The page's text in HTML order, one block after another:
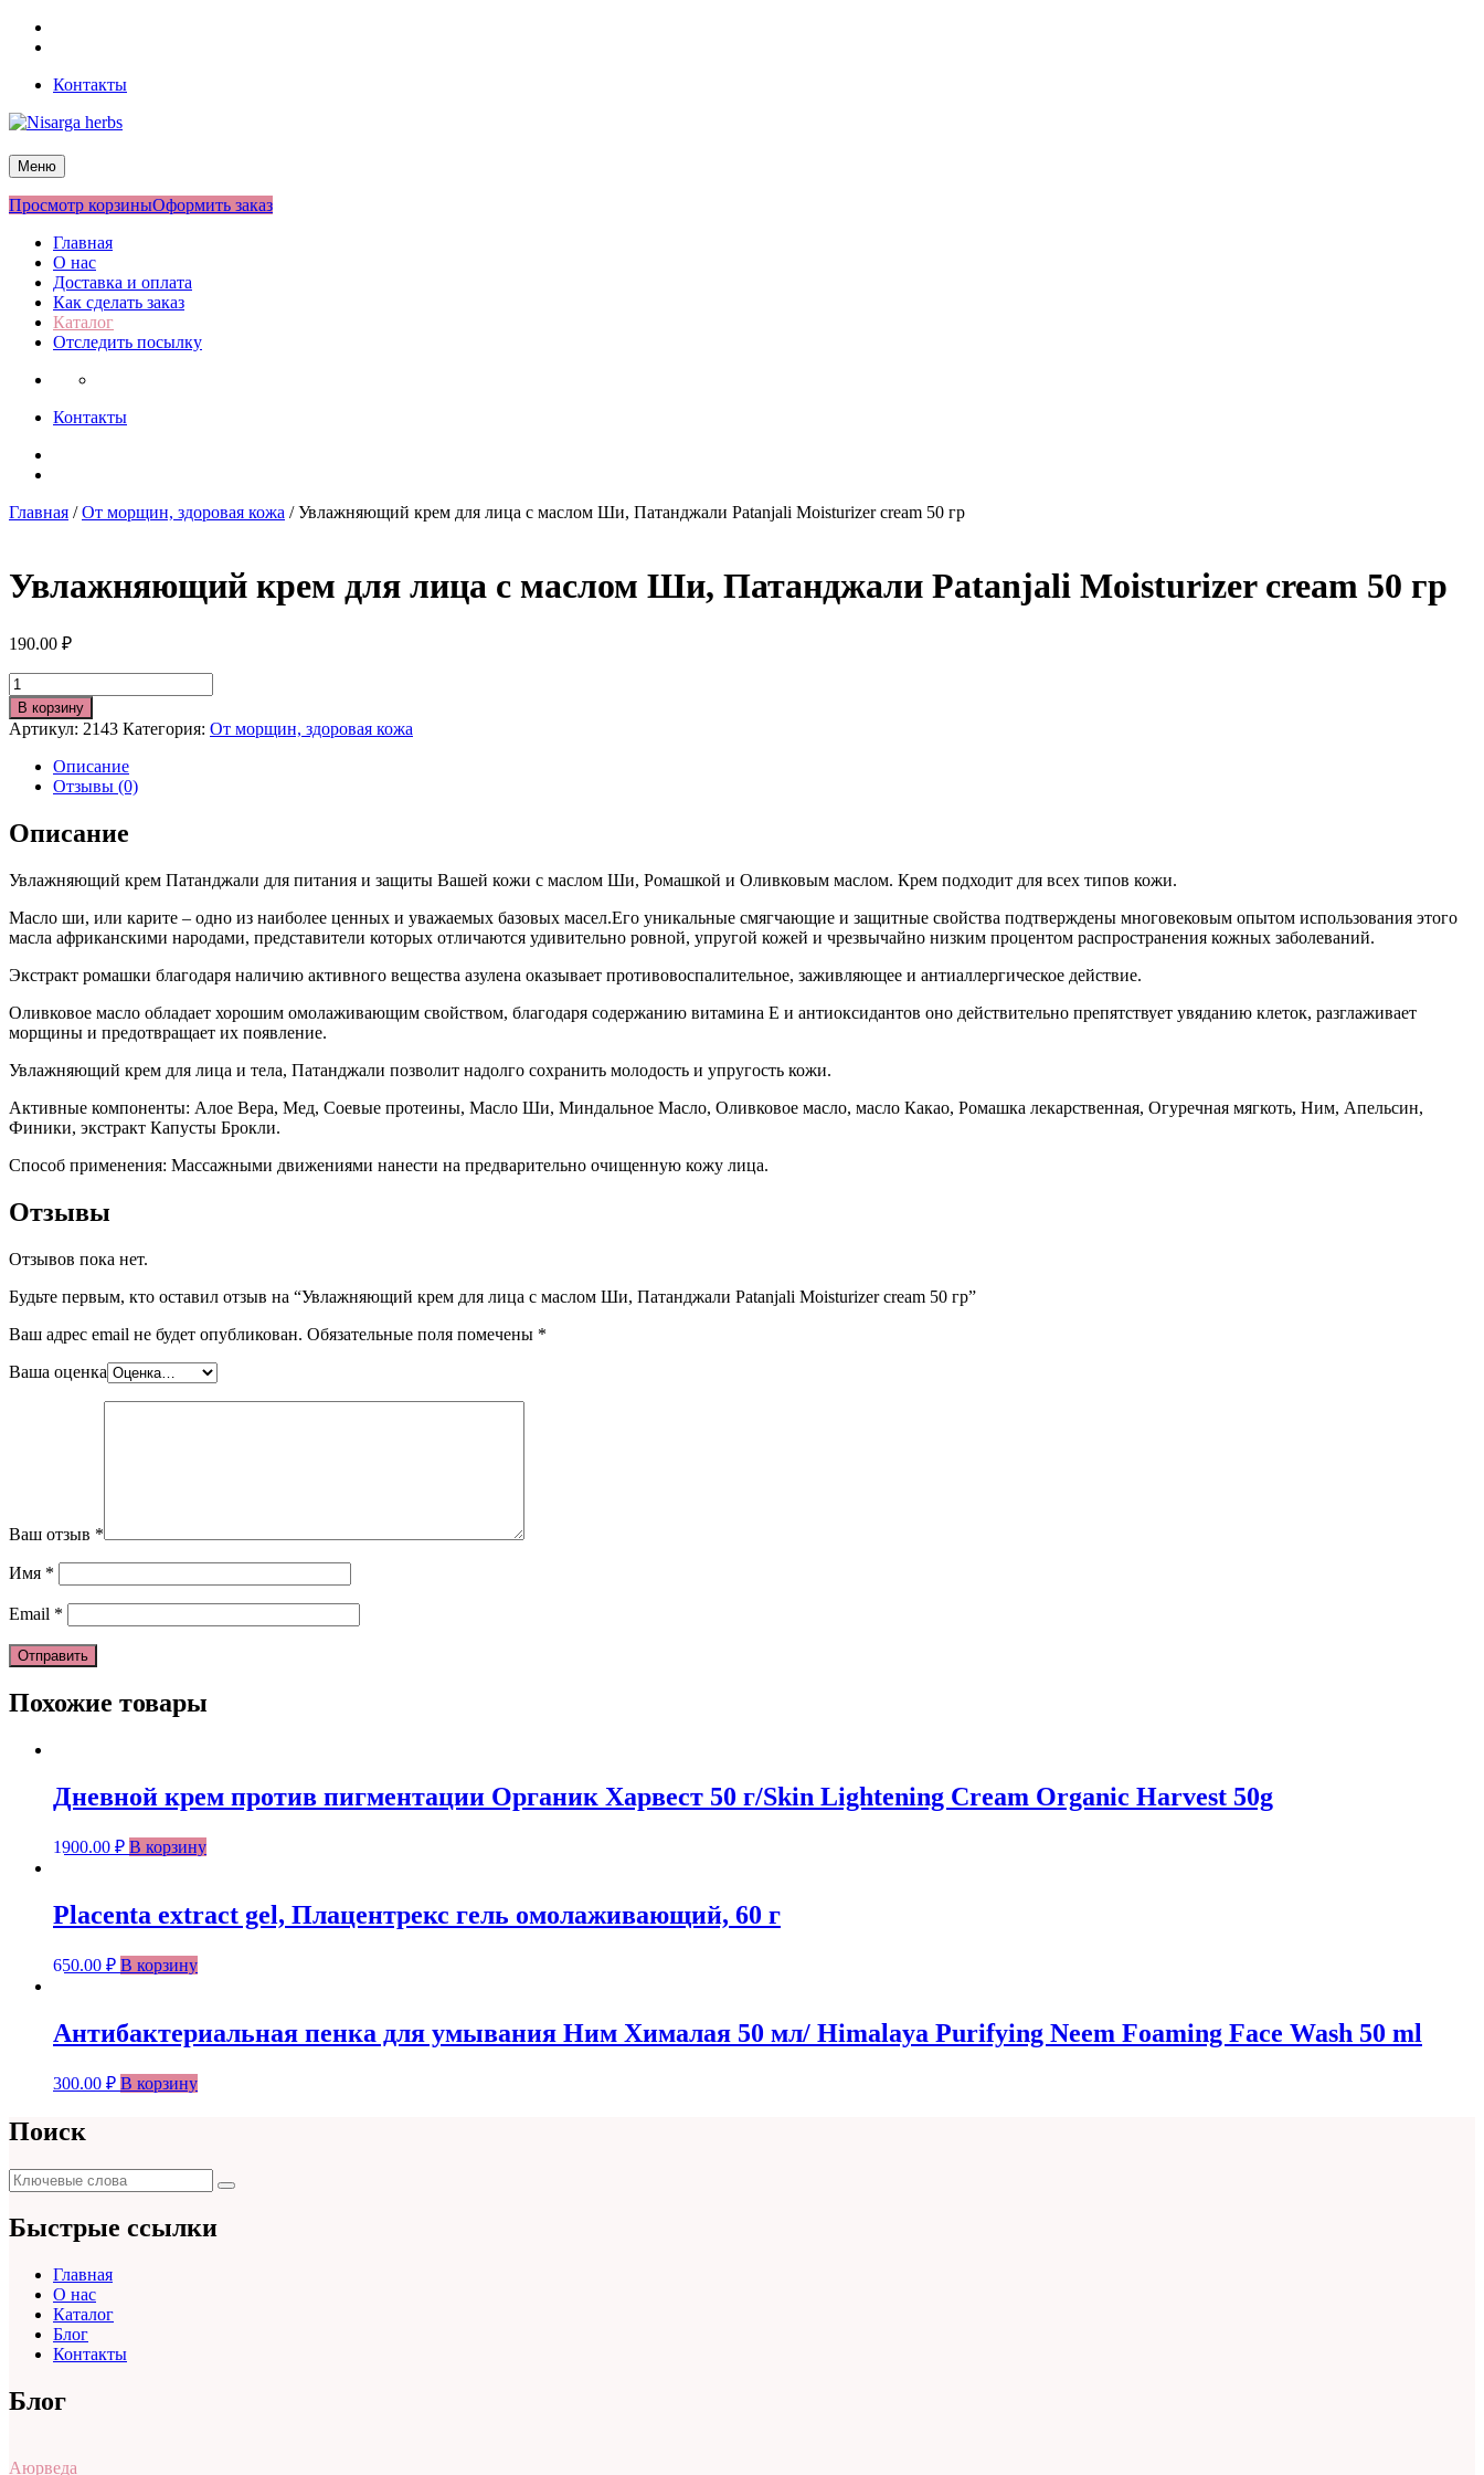
Перейти
Контакты
Nisarga herbs
Меню
Просмотр корзиныОформить заказ
Главная
О нас
Доставка и оплата
Как сделать заказ
Каталог
Отследить посылку
Контакты
Главная /От морщин, здоровая кожа / Увлажняющий крем для лица с маслом Ши, Патанджали Patanjali Moisturizer cream 50 гр
Увлажняющий крем для лица с маслом Ши, Патанджали Patanjali Moisturizer cream 50 гр
190.00 ₽
Количество
В корзину
Артикул: 2143 Категория: От морщин, здоровая кожа
Описание
Отзывы (0)
Описание
Увлажняющий крем Патанджали для питания и защиты Вашей кожи с маслом Ши, Ромашкой и Оливковым маслом. Крем подходит для всех типов кожи.
Масло ши, или карите – одно из наиболее ценных и уважаемых базовых масел.Его уникальные смягчающие и защитные свойства подтверждены многовековым опытом использования этого
масла африканскими народами, представители которых отличаются удивительно ровной, упругой кожей и чрезвычайно низким процентом распространения кожных заболеваний.
Экстракт ромашки благодаря наличию активного вещества азулена оказывает противовоспалительное, заживляющее и антиаллергическое действие.
Оливковое масло обладает хорошим омолаживающим свойством, благодаря содержанию витамина Е и антиоксидантов оно действительно препятствует увяданию клеток, разглаживает
морщины и предотвращает их появление.
Увлажняющий крем для лица и тела, Патанджали позволит надолго сохранить молодость и упругость кожи.
Активные компоненты: Алое Вера, Мед, Соевые протеины, Масло Ши, Миндальное Масло, Оливковое масло, масло Какао, Ромашка лекарственная, Огуречная мягкоть, Ним, Апельсин,
Финики, экстракт Капусты Брокли.
Способ применения: Массажными движениями нанести на предварительно очищенную кожу лица.
Отзывы
Отзывов пока нет.
Будьте первым, кто оставил отзыв на “Увлажняющий крем для лица с маслом Ши, Патанджали Patanjali Moisturizer cream 50 гр”
Ваш адрес email не будет опубликован. Обязательные поля помечены *
Ваша оценка
Ваш отзыв *
Имя *
Email *
Похожие товары
Дневной крем против пигментации Органик Харвест 50 г/Skin Lightening Cream Organic Harvest 50g
1900.00 ₽ В корзину
Placenta extract gel, Плацентрекс гель омолаживающий, 60 г
650.00 ₽ В корзину
Антибактериальная пенка для умывания Ним Хималая 50 мл/ Himalaya Purifying Neem Foaming Face Wash 50 ml
300.00 ₽ В корзину
Поиск
Поиск
для:
Поиск
Быстрые ссылки
Главная
О нас
Каталог
Блог
Контакты
Блог
Аюрведа